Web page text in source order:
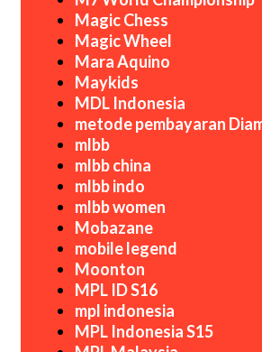
Magic Chess
Magic Wheel
Mara Aquino
Maykids
MDL Indonesia
metode pembayaran
mlbb
mlbb china
mlbb indo
mlbb women
Mobazane
mobile legend
Moonton
MPL ID S16
mpl indonesia
MPL Indonesia S15